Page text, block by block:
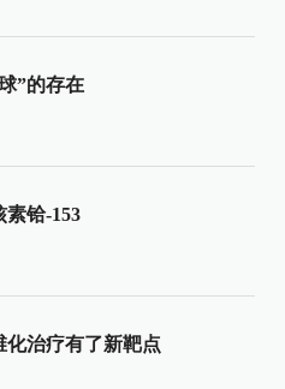
”的存在
铪-153
治疗有了新靶点